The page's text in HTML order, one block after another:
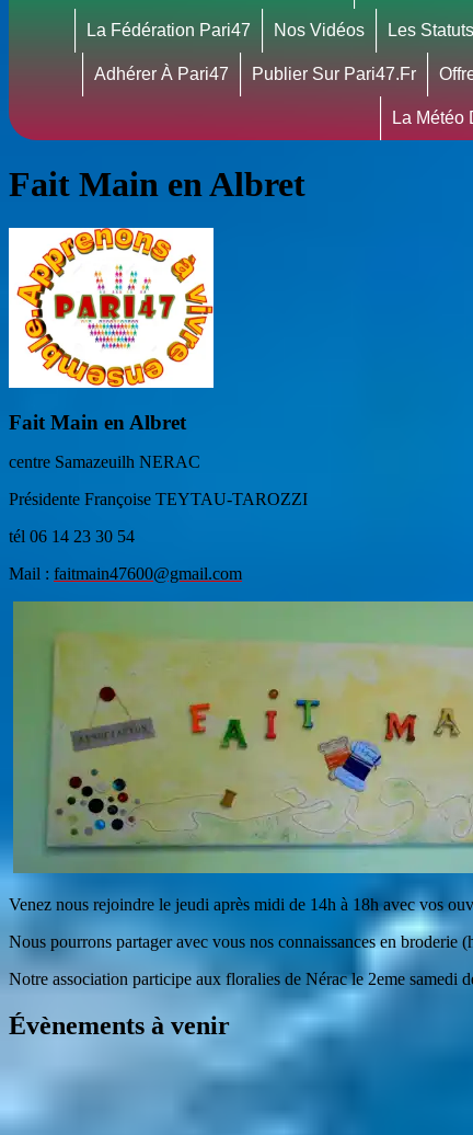
La Fédération Pari47 Nos Vidéos Les Statuts
Adhérer À Pari47 Publier Sur Pari47.fr
La Météo
Fait Main en Albret
Fait Main en Albret
centre Samazeuilh NERAC
Présidente Françoise TEYTAU-TAROZZI
tél 06 14 23 30 54
Mail : faitmain47600@gmail.com
Venez nous rejoindre le jeudi après midi de 14h à 18h avec vos
Nous pourrons partager avec vous nos connaissances en
Notre association participe aux floralies de Nérac le 2eme samedi
Évènements à venir